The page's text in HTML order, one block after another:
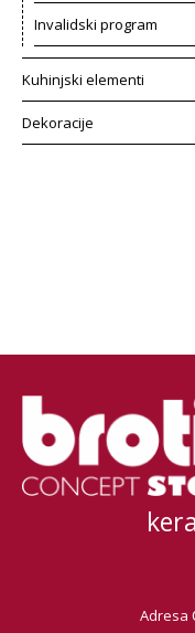
Invalidski program
Kuhinjski elementi
Dekoracije
Adresa